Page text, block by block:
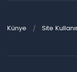
Künye Site